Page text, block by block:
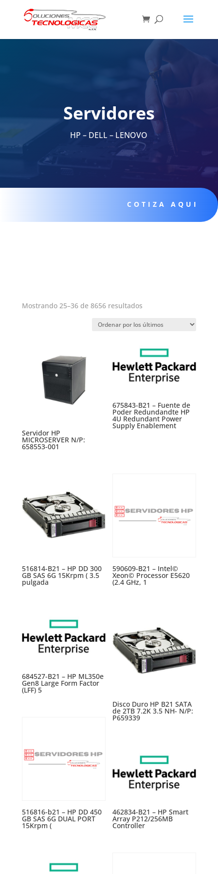
Servidores
HP – DELL – LENOVO
COTIZA AQUI
Mostrando 25–36 de 8656 resultadosOrdenado
los
Servidor HP
MICROSERVER N/P:
658553-001
675843-B21 – Fuente de
Poder Redundandte HP
4U Redundant Power
Supply Enablement
516814-B21 – HP DD 300
GB SAS 6G 15Krpm ( 3.5
pulgada
590609-B21 – Intel©
Xeon© Processor E5620
(2.4 GHz, 1
684527-B21 – HP ML350e
Gen8 Large Form Factor
(LFF) 5
Disco Duro HP B21 SATA
de 2TB 7.2K 3.5 NH- N/P:
P659339
516816-b21 – HP DD 450
GB SAS 6G DUAL PORT
15Krpm (
462834-B21 – HP Smart
Array P212/256MB
Controller